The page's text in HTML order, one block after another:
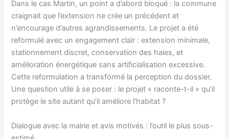
Dans le cas Martin, un point a d’abord bloqué : la commune
craignait que l’extension ne crée un précédent et
n’encourage d’autres agrandissements. Le projet a été
reformulé avec un engagement clair : extension minimale,
stationnement discret, conservation des haies, et
amélioration énergétique sans artificialisation excessive.
Cette reformulation a transformé la perception du dossier.
Une question utile à se poser : le projet « raconte-t-il » qu’il
protège le site autant qu’il améliore l’habitat ?
Dialogue avec la mairie et avis motivés : l’outil le plus sous-